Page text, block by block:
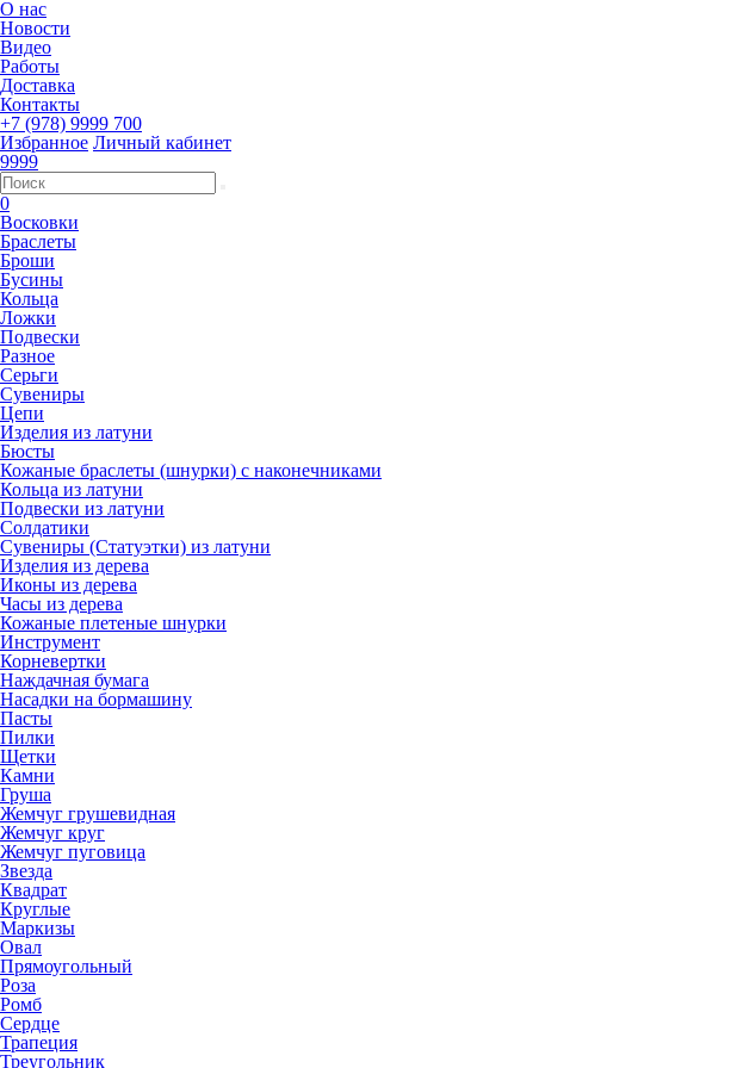
О нас
Новости
Видео
Работы
Доставка
Контакты
+7 (978) 9999 700
Избранное Личный кабинет
9999
0
Восковки
Браслеты
Броши
Бусины
Кольца
Ложки
Подвески
Разное
Серьги
Сувениры
Цепи
Изделия из латуни
Бюсты
Кожаные браслеты (шнурки) с наконечниками
Кольца из латуни
Подвески из латуни
Солдатики
Сувениры (Статуэтки) из латуни
Изделия из дерева
Иконы из дерева
Часы из дерева
Кожаные плетеные шнурки
Инструмент
Корневертки
Наждачная бумага
Насадки на бормашину
Пасты
Пилки
Щетки
Камни
Груша
Жемчуг грушевидная
Жемчуг круг
Жемчуг пуговица
Звезда
Квадрат
Круглые
Маркизы
Овал
Прямоугольный
Роза
Ромб
Сердце
Трапеция
Треугольник